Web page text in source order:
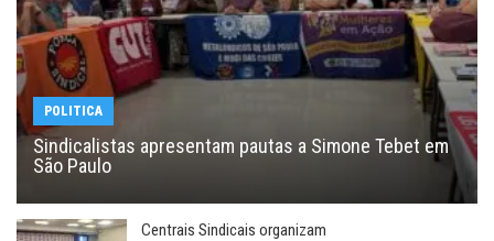
POLITICA
Sindicalistas apresentam pautas a Simone Tebet em
São Paulo
Centrais Sindicais organizam